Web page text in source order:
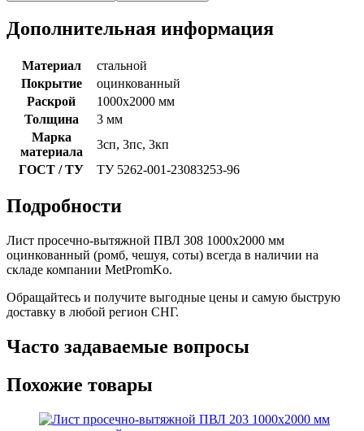
Дополнительная информация
Материал
стальной
Покрытие
оцинкованный
Раскрой
1000х2000 мм
Толщина
3 мм
Марка
материала
3сп, 3пс, 3кп
ГОСТ / ТУ
ТУ 5262-001-23083253-96
Подробности
Лист просечно-вытяжной ПВЛ 308 1000х2000 мм
оцинкованный (ромб, чешуя, соты) всегда в наличии на
складе компании MetPromKo.
Обращайтесь и получите выгодные цены и самую быструю
доставку в любой регион СНГ.
Часто задаваемые вопросы
Похожие товары